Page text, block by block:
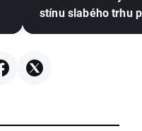
stínu slabého trhu